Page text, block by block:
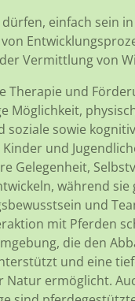
dürfen, einfach sein
Vermittlung von
Therapie und
Möglichkeit,
soziale sowie
und
Gelegenheit,
während sie
und
mit Pferden
die den
und eine
Natur ermöglicht.